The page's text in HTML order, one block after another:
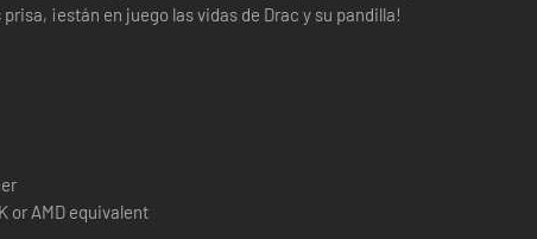
¡están en juego las vidas de Drac y su pandilla!
or AMD equivalent